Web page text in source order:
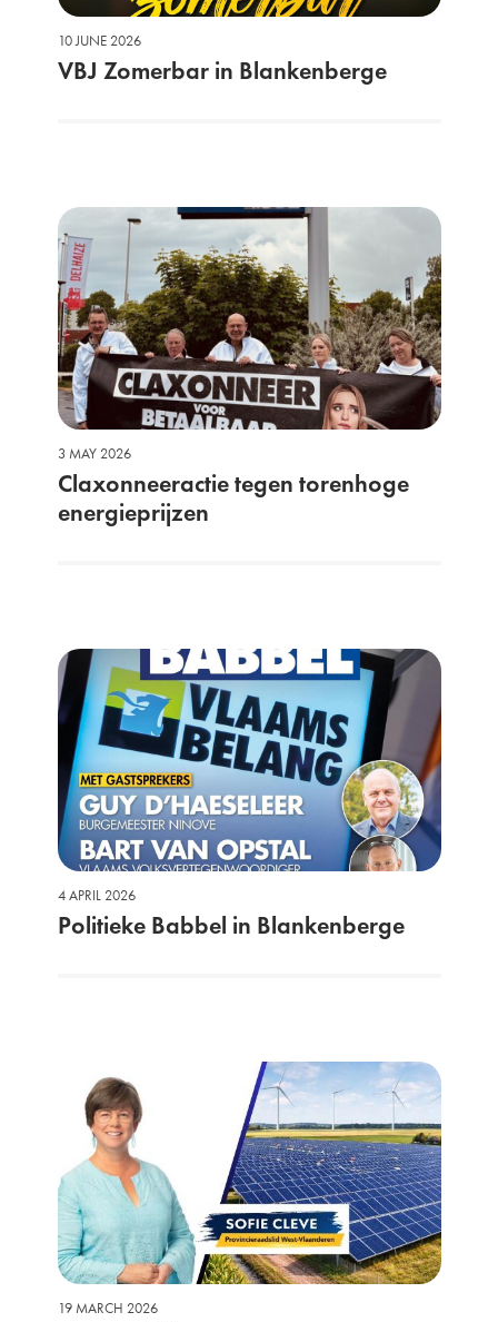
10 JUNE 2026
VBJ Zomerbar in Blankenberge
3 MAY 2026
Claxonneeractie tegen torenhoge
energieprijzen
4 APRIL 2026
Politieke Babbel in Blankenberge
19 MARCH 2026